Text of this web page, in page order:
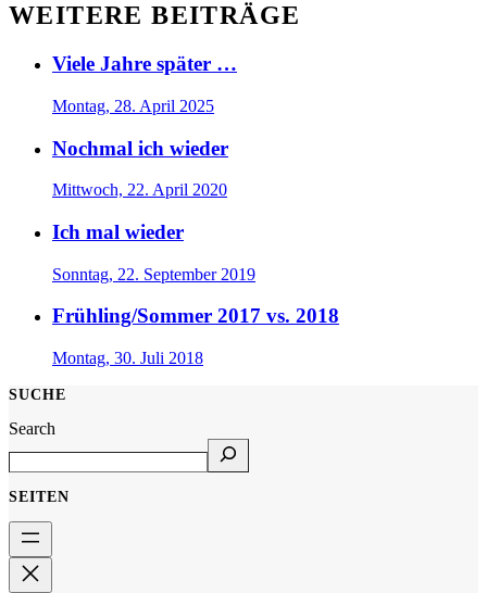
WEITERE BEITRÄGE
Viele Jahre später …
Montag, 28. April 2025
Nochmal ich wieder
Mittwoch, 22. April 2020
Ich mal wieder
Sonntag, 22. September 2019
Frühling/Sommer 2017 vs. 2018
Montag, 30. Juli 2018
SUCHE
Search
SEITEN